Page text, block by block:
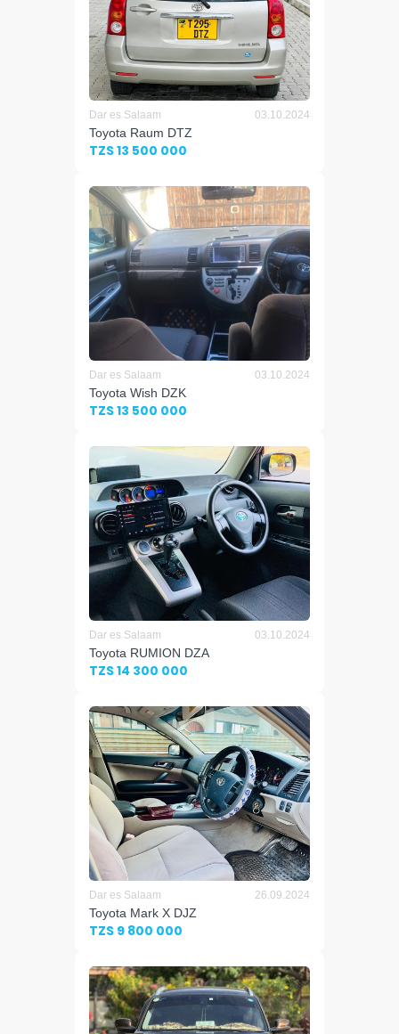
Dar es Salaam 03.10.2024
Toyota Raum DTZ
TZS 13 500 000
Dar es Salaam 03.10.2024
Toyota Wish DZK
TZS 13 500 000
Dar es Salaam 03.10.2024
Toyota RUMION DZA
TZS 14 300 000
Dar es Salaam 26.09.2024
Toyota Mark X DJZ
TZS 9 800 000